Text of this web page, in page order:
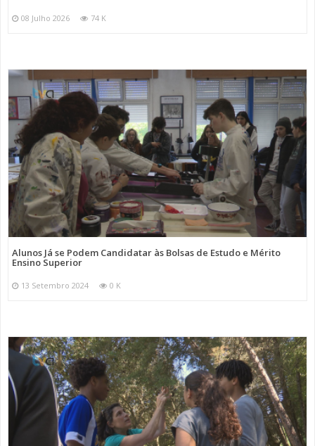
08 Julho 2026 74 K
Alunos Já se Podem Candidatar às Bolsas de Estudo e Mérito
Ensino Superior
13 Setembro 2024 0 K